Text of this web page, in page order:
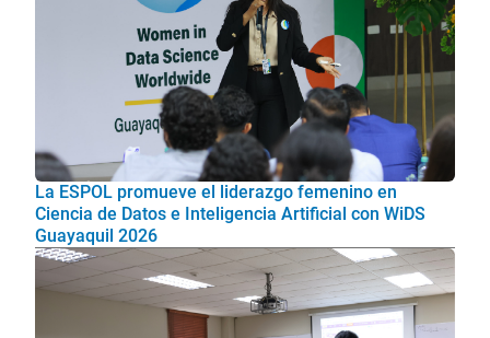
La ESPOL promueve el liderazgo femenino en
Ciencia de Datos e Inteligencia Artificial con WiDS
Guayaquil 2026